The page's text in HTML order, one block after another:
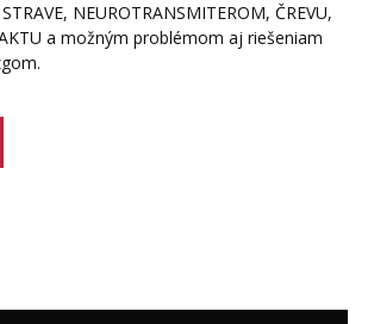
NEUROTRANSMITEROM, ČREVU,
a možným problémom aj riešeniam